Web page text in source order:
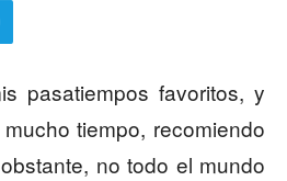
pasatiempos favoritos, y
tiempo, recomiendo
no todo el mundo